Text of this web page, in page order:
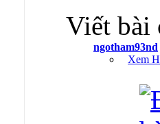
Viết bài
ngotham93nd
Xem